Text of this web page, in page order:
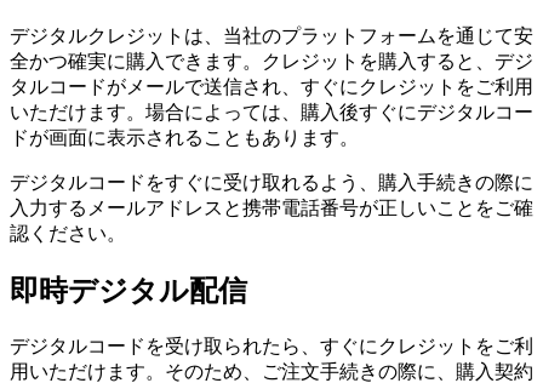
デジタルクレジットは、当社のプラットフォームを通じて安
全かつ確実に購入できます。クレジットを購入すると、デジ
タルコードがメールで送信され、すぐにクレジットをご利用
いただけます。場合によっては、購入後すぐにデジタルコー
ドが画面に表示されることもあります。
デジタルコードをすぐに受け取れるよう、購入手続きの際に
入力するメールアドレスと携帯電話番号が正しいことをご確
認ください。
即時デジタル配信
デジタルコードを受け取られたら、すぐにクレジットをご利
用いただけます。そのため、ご注文手続きの際に、購入契約